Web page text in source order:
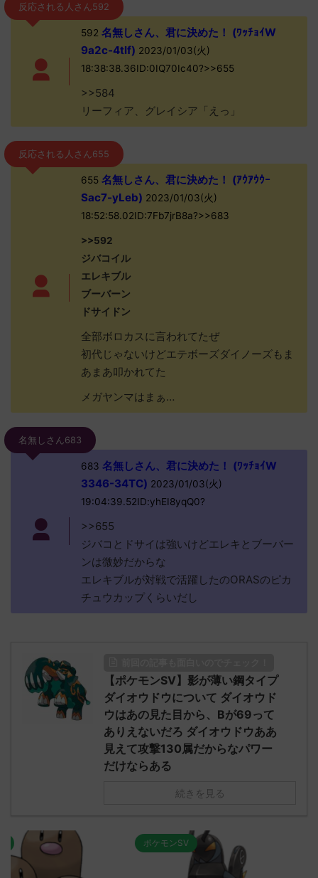
反応される人さん592
592 名無しさん、君に決めた！ (ﾜｯﾁｮｲW
9a2c-4tlf) 2023/01/03(火)
18:38:38.36ID:0IQ70Ic40?>>655
>>584
リーフィア、グレイシア「えっ」
反応される人さん655
655名無しさん、君に決めた！ (ｱｳｱｳｳｰ
Sac7-yLeb) 2023/01/03(火)
18:52:58.02ID:7Fb7jrB8a?>>683
>>592
ジバコイル
エレキブル
ブーバーン
ドサイドン
全部ボロカスに言われてたぜ
初代じゃないけどエテボーズダイノーズもま
あまあ叩かれてた
メガヤンマはまぁ…
名無しさん683
683 名無しさん、君に決めた！ (ﾜｯﾁｮｲW
3346-34TC) 2023/01/03(火)
19:04:39.52ID:yhEI8yqQ0?
>>655
ジバコとドサイは強いけどエレキとブーバー
ンは微妙だからな
エレキブルが対戦で活躍したのORASのピカ
チュウカップくらいだし
【ポケモンSV】影が薄い鋼タイプ
ダイオウドウについて ダイオウド
ウはあの見た目から、Bが69って
ありえないだろ ダイオウドウああ
見えて攻撃130属だからなパワー
だけならある
続きを見る